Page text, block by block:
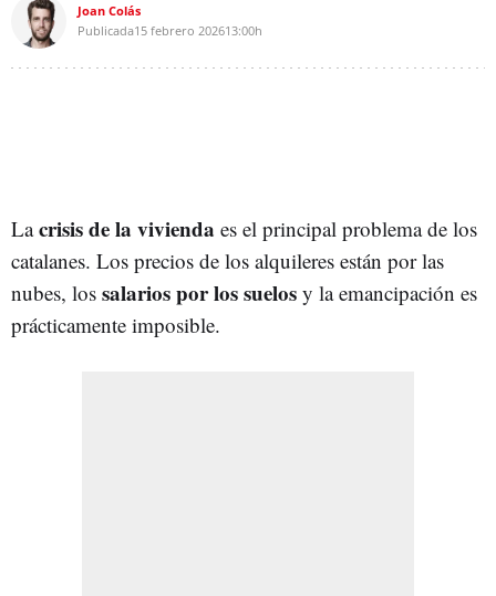
Joan Colás
Publicada15 febrero 202613:00h
Lacrisis de la vivienda es el principal problema de los
catalanes. Los precios de los alquileres están por las
nubes, los salarios por los suelos y la emancipación es
prácticamente imposible.